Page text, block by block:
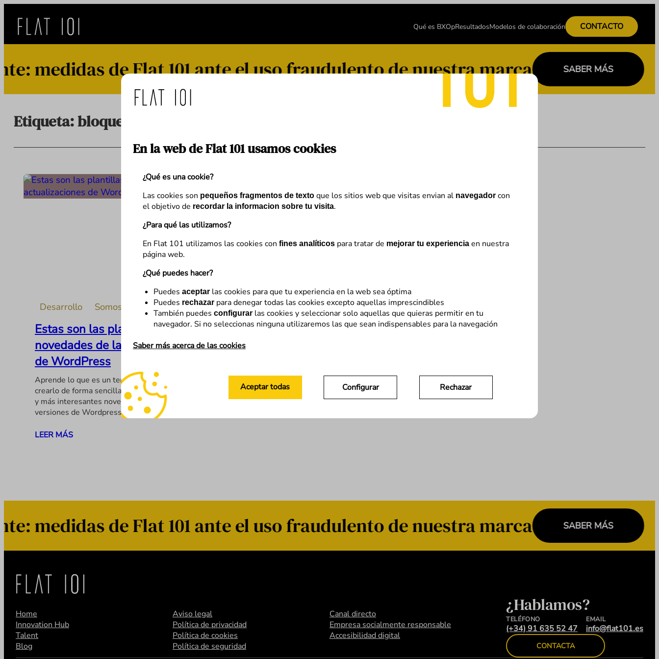
En la web de Flat 101 usamos cookies
¿Qué es una cookie?
Las cookies son pequeños fragmentos de texto que los sitios web que visitas envian al navegador con
el objetivo de recordar la informacion sobre tu visita.
¿Para qué las utilizamos?
En Flat 101 utilizamos las cookies con fines analíticos para tratar de mejorar tu experiencia en nuestra
página web.
¿Qué puedes hacer?
Puedes aceptar las cookies para que tu experiencia en la web sea óptima
Puedes rechazar para denegar todas las cookies excepto aquellas imprescindibles
También puedes configurar las cookies y seleccionar solo aquellas que quieras permitir en tu
navegador. Si no seleccionas ninguna utilizaremos las que sean indispensables para la navegación
Saber más acerca de las cookies
Configurar Rechazar
Aceptar todas
contenido
Qué es BXOpResultadosModelos de colaboración CONTACTO
medidas de Flat 101 ante el uso fraudulento de nuestra marca SABER MÁS
Etiqueta:bloques
Desarrollo Somos Flat
Estas son las plantillas y
novedades de las actualizaciones
de WordPress
Aprende lo que es un template, cómo elegirlo y
crearlo de forma sencilla. Te contamos las mejoras
y más interesantes novedades de las nuevas
versiones de Wordpress 6.1 y la próxima…
LEER MÁS
medidas de Flat 101 ante el uso fraudulento de nuestra marca SABER MÁS
Home
Innovation Hub
Talent
Blog
Aviso legal
Política de privacidad
Política de cookies
Política de seguridad
Canal directo
Empresa socialmente responsable
Accesibilidad digital
¿Hablamos?
TELÉFONO
(+34) 91 635 52 47
EMAIL
info@flat101.es
CONTACTA